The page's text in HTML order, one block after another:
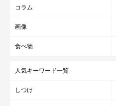
コラム
画像
食べ物
人気キーワード一覧
しつけ